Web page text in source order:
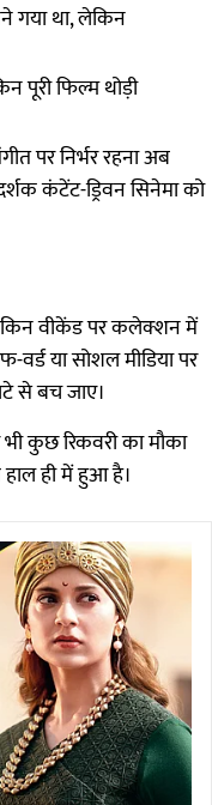
गया था, लेकिन
फिल्म थोड़ी
पर निर्भर रहना अब
कंटेंट-ड्रिवन सिनेमा को
वीकेंड पर कलेक्शन में
या सोशल मीडिया पर
से बच जाए।
कुछ रिकवरी का मौका
ही में हुआ है।